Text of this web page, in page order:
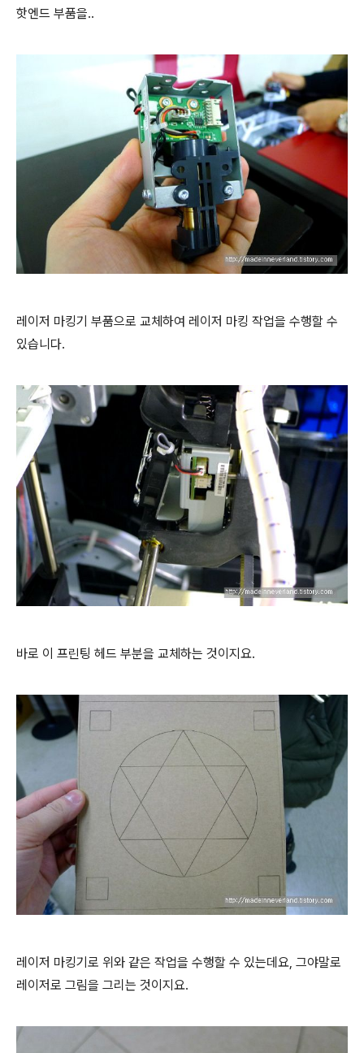
핫엔드 부품을..
레이저 마킹기 부품으로 교체하여 레이저 마킹 작업을 수행할 수
있습니다.
바로 이 프린팅 헤드 부분을 교체하는 것이지요.
레이저 마킹기로 위와 같은 작업을 수행할 수 있는데요, 그야말로
레이저로 그림을 그리는 것이지요.